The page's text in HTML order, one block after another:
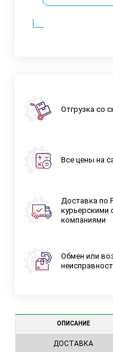
Отгрузка со
Все цены на
Доставка по
курьерскими
компаниями
Обмен или
ОПИСАНИЕ
ДОСТАВКА